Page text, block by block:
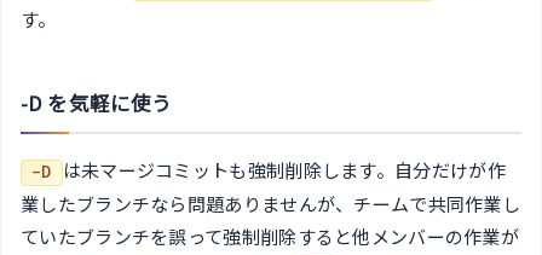
す。
-D を気軽に使う
-D
は未マージコミットも強制削除します。自分だけが作
業したブランチなら問題ありませんが、チームで共同作業し
ていたブランチを誤って強制削除すると他メンバーの作業が